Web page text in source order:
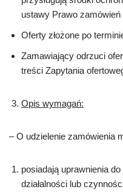
ustawy Prawo
Oferty złożone po
Zamawiający odrzuci
treści Zapytania
Opis wymagań:
– O udzielenie zamówienia
posiadają uprawnienia
działalności lub